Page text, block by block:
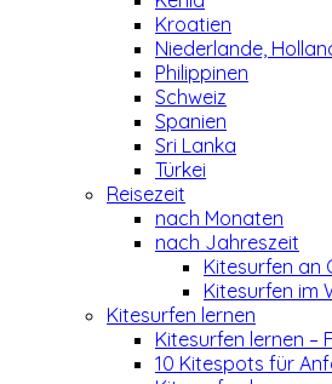
Kroatien
Niederlande,
Philippinen
Schweiz
Spanien
Sri Lanka
Türkei
Reisezeit
nach Monaten
nach Jahreszeit
Kitesurfen an
Kitesurfen im
Kitesurfen lernen
Kitesurfen lernen –
10 Kitespots für